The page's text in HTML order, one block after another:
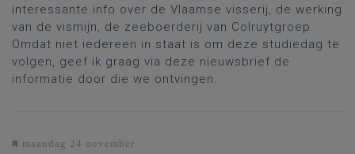
interessante info over de Vlaamse visserij, de werking
van de vismijn, de zeeboerderij van Colruytgroep.
Omdat niet iedereen in staat is om deze studiedag te
volgen, geef ik graag via deze nieuwsbrief de
informatie door die we ontvingen.
maandag 24 november